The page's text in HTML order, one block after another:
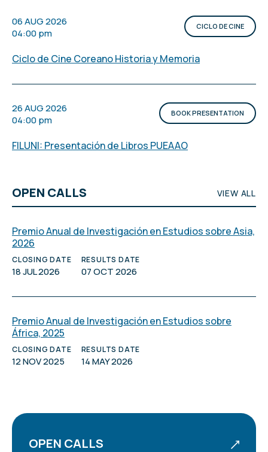
06 AUG 2026
04:00 pm
CICLO DE CINE
Ciclo de Cine Coreano Historia y Memoria
26 AUG 2026
04:00 pm
BOOK PRESENTATION
FILUNI: Presentación de Libros PUEAAO
OPEN CALLS VIEW ALL
Premio Anual de Investigación en Estudios sobre Asia,
2026
CLOSING DATE
18 JUL 2026
RESULTS DATE
07 OCT 2026
Premio Anual de Investigación en Estudios sobre
África, 2025
CLOSING DATE
12 NOV 2025
RESULTS DATE
14 MAY 2026
OPEN CALLS